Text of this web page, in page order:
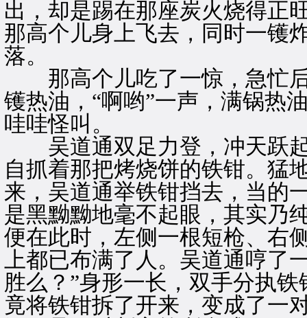
出，却是踢在那座炭火烧得正
那高个儿身上飞去，同时一镬
落。
那高个儿吃了一惊，急忙后
镬热油，“啊哟”一声，满锅热
哇哇怪叫。
吴道通双足力登，冲天跃起
自抓着那把烤烧饼的铁钳。猛
来，吴道通举铁钳挡去，当的
是黑黝黝地毫不起眼，其实乃
便在此时，左侧一根短枪、右
上都已布满了人。吴道通哼了
胜么？”身形一长，双手分执
竟将铁钳拆了开来，变成了一